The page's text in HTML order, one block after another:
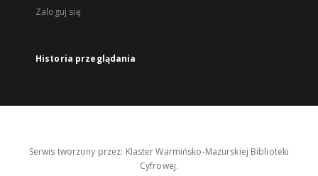
Zaloguj się
Historia przeglądania
Serwis tworzony przez: Klaster Warmińsko-Mazurskiej Biblioteki
Cyfrowej.